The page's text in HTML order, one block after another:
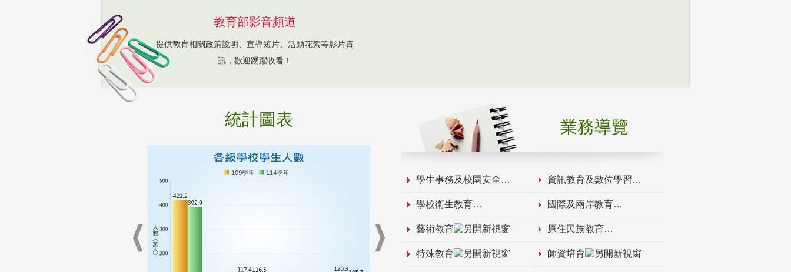
教育部影音頻道
提供教育相關政策說明、宣導短片、活動花絮等影片資
訊，歡迎踴躍收看！
統計圖表 業務導覽
學生事務及校園安全 資訊教育及數位學習
學校衛生教育 國際及兩岸教育
藝術教育 原住民族教育
特殊教育 師資培育